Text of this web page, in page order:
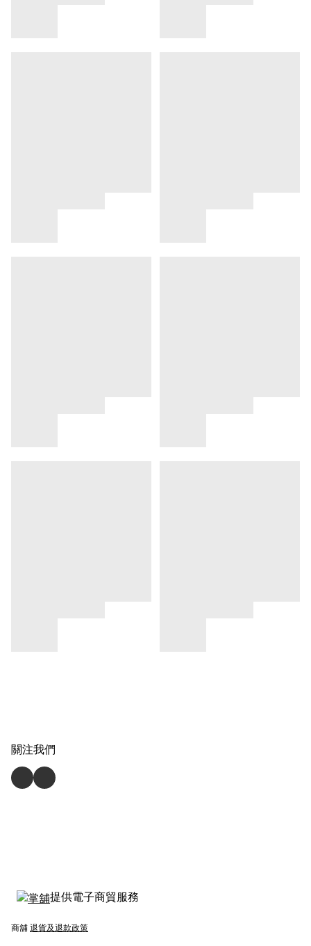
關注我們
提供電子商貿服務
商舖 退貨及退款政策